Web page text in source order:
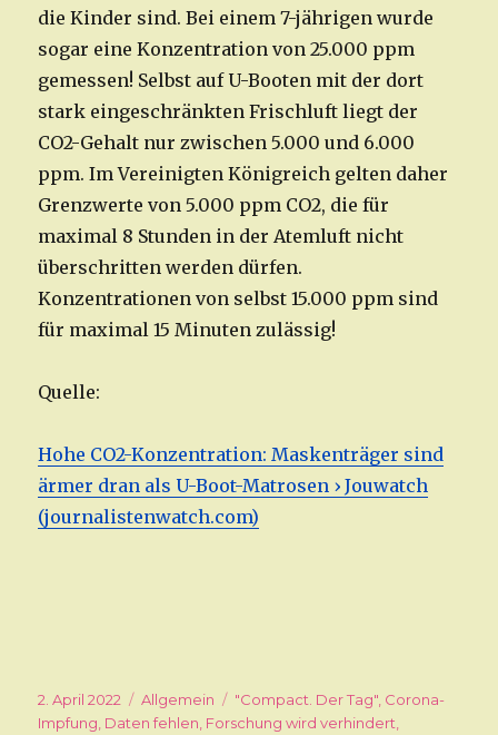
die Kinder sind. Bei einem 7-jährigen wurde
sogar eine Konzentration von 25.000 ppm
gemessen! Selbst auf U-Booten mit der dort
stark eingeschränkten Frischluft liegt der
CO2-Gehalt nur zwischen 5.000 und 6.000
ppm. Im Vereinigten Königreich gelten daher
Grenzwerte von 5.000 ppm CO2, die für
maximal 8 Stunden in der Atemluft nicht
überschritten werden dürfen.
Konzentrationen von selbst 15.000 ppm sind
für maximal 15 Minuten zulässig!
Quelle:
Hohe CO2-Konzentration: Maskenträger sind
ärmer dran als U-Boot-Matrosen › Jouwatch
(journalistenwatch.com)
Veröffentlicht
am
2. April 2022 Kategorien
Allgemein Schlagwörter
"Compact. Der Tag", Corona-
Impfung, Daten fehlen, Forschung wird verhindert,